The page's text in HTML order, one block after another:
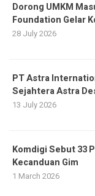
Dorong UMKM
Foundation Gelar
28 July 2026
PT Astra
Sejahtera Astra
13 July 2026
Komdigi Sebut 33
Kecanduan Gim
1 March 2026